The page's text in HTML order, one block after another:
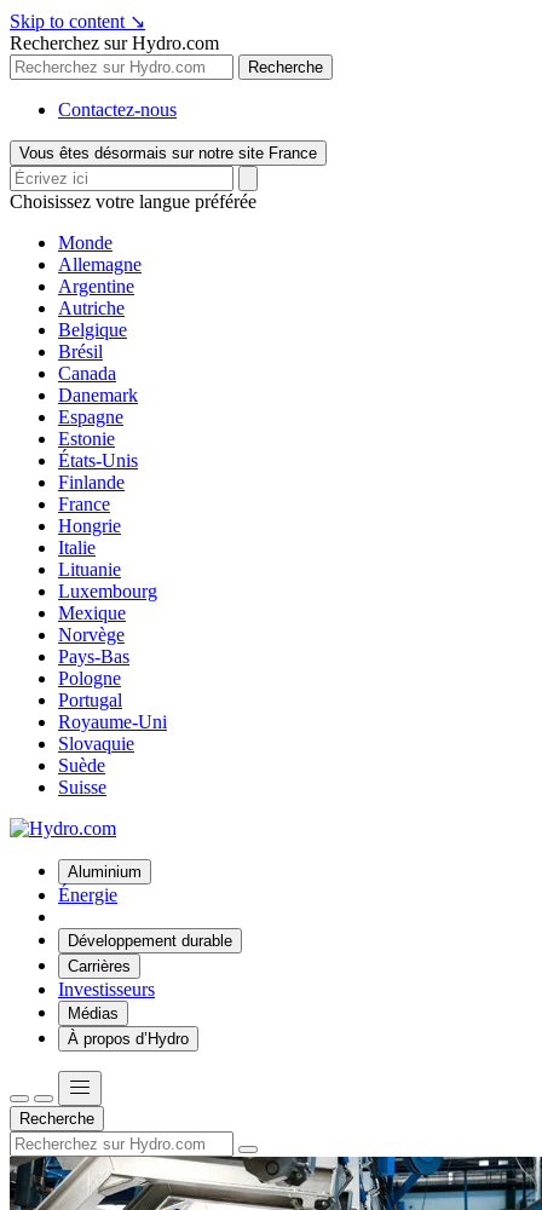
Skip to content ↘
Recherchez sur Hydro.com
Recherche
Contactez-nous
Vous êtes désormais sur notre site France
Choisissez votre langue préférée
Monde
Allemagne
Argentine
Autriche
Belgique
Brésil
Canada
Danemark
Espagne
Estonie
États-Unis
Finlande
France
Hongrie
Italie
Lituanie
Luxembourg
Mexique
Norvège
Pays-Bas
Pologne
Portugal
Royaume-Uni
Slovaquie
Suède
Suisse
Aluminium
Énergie
Développement durable
Carrières
Investisseurs
Médias
À propos d’Hydro
Recherche